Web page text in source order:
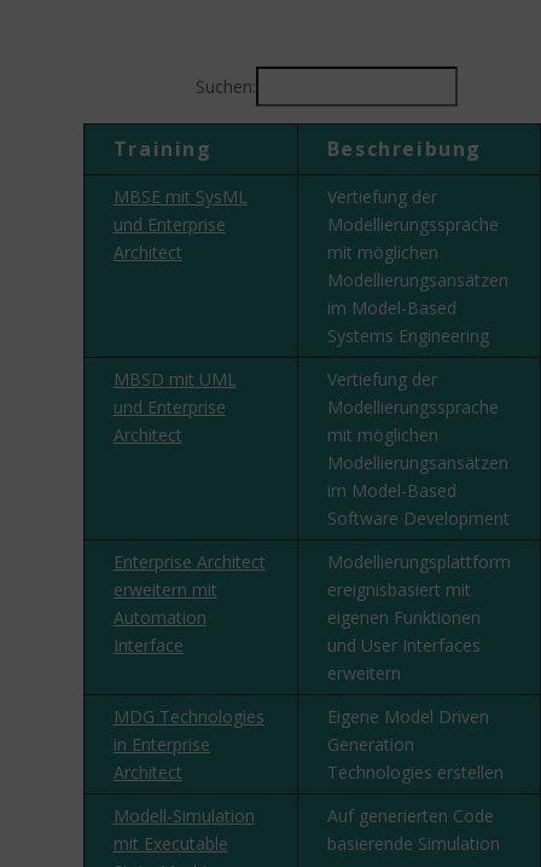
Suchen:
Training Beschreibung
MBSE mit SysML
und Enterprise
Architect
Vertiefung der
Modellierungssprache
mit möglichen
Modellierungsansätzen
im Model-Based
Systems Engineering
MBSD mit UML
und Enterprise
Architect
Vertiefung der
Modellierungssprache
mit möglichen
Modellierungsansätzen
im Model-Based
Software Development
Enterprise Architect
erweitern mit
Automation
Interface
Modellierungsplattform
ereignisbasiert mit
eigenen Funktionen
und User Interfaces
erweitern
MDG Technologies
in Enterprise
Architect
Eigene Model Driven
Generation
Technologies erstellen
Modell-Simulation
mit Executable
Auf generierten Code
basierende Simulation